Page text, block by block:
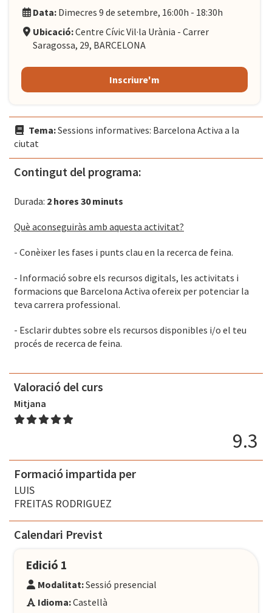
Data: Dimecres 9 de setembre, 16:00h - 18:30h
Ubicació:Centre Cívic Vil·la Urània - Carrer
Saragossa, 29, BARCELONA
Inscriure'm
Tema:Sessions informatives: Barcelona Activa a la
ciutat
Contingut del programa:
Durada: 2 hores 30 minuts
Què aconseguiràs amb aquesta activitat?
- Conèixer les fases i punts clau en la recerca de feina.
- Informació sobre els recursos digitals, les activitats i
formacions que Barcelona Activa ofereix per potenciar la
teva carrera professional.
- Esclarir dubtes sobre els recursos disponibles i/o el teu
procés de recerca de feina.
Valoració del curs
Mitjana
9.3
Formació impartida per
LUIS
FREITAS RODRIGUEZ
Calendari Previst
Edició 1
Modalitat:Sessió presencial
Idioma:Castellà